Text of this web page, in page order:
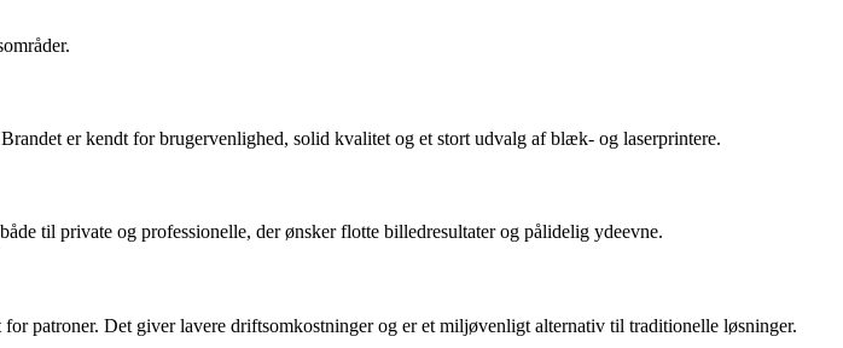
er kendt for brugervenlighed, solid kvalitet og et stort udvalg af blæk- og laserprintere.
til private og professionelle, der ønsker flotte billedresultater og pålidelig ydeevne.
patroner. Det giver lavere driftsomkostninger og er et miljøvenligt alternativ til traditionelle løsninger.